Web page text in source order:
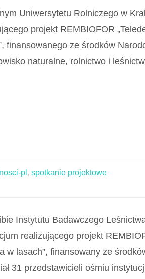
Uniwersytetu Rolniczego w
projekt REMBIOFOR
finansowanego ze środków
naturalne, rolnictwo i
pl ,spotkanie projektowe
Instytutu Badawczego
realizującego projekt
lasach”, finansowany ze
31 przedstawicieli ośmiu